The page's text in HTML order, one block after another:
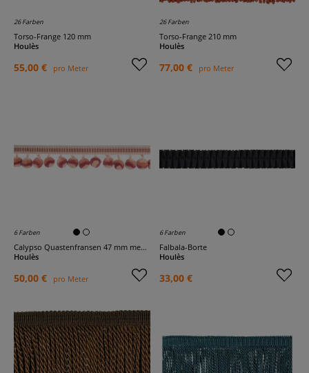
26 Farben
Torso-Frange 120 mm
Houlès
55,00 € pro Meter
26 Farben
Torso-Frange 210 mm
Houlès
77,00 € pro Meter
6 Farben
Calypso Quastenfransen 47 mm mehrfarbig
Houlès
50,00 € pro Meter
6 Farben
Falbala-Borte
Houlès
33,00 €